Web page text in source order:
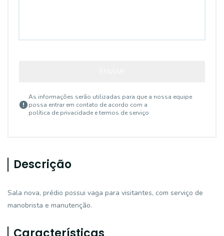
As informações serão utilizadas para que a nossa equipe
possa entrar em contato de acordo com a
política de privacidade e termos de serviço
Descrição
Sala nova, prédio possui vaga para visitantes, com serviço de
manobrista e manutenção.